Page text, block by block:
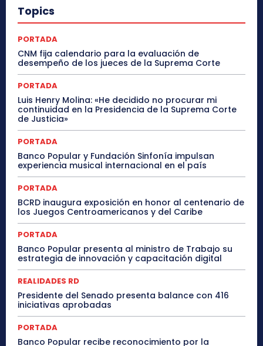
Topics
PORTADA
CNM fija calendario para la evaluación de
desempeño de los jueces de la Suprema Corte
PORTADA
Luis Henry Molina: «He decidido no procurar mi
continuidad en la Presidencia de la Suprema Corte
de Justicia»
PORTADA
Banco Popular y Fundación Sinfonía impulsan
experiencia musical internacional en el país
PORTADA
BCRD inaugura exposición en honor al centenario de
los Juegos Centroamericanos y del Caribe
PORTADA
Banco Popular presenta al ministro de Trabajo su
estrategia de innovación y capacitación digital
REALIDADES RD
Presidente del Senado presenta balance con 416
iniciativas aprobadas
PORTADA
Banco Popular recibe reconocimiento por la